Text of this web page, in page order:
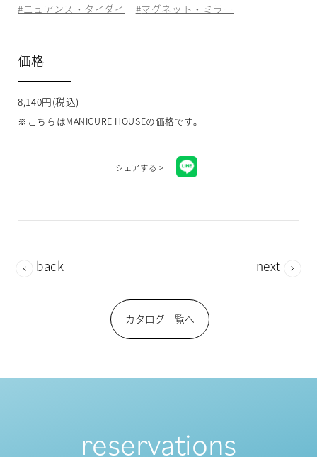
ニュアンス・タイダイ マグネット・ミラー
価格
8,140円(税込)
※こちらはMANICURE HOUSEの価格です。
シェアする >
back
カタログ一覧へ
next
reservations